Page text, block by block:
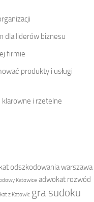
dla liderów biznesu
firmie
produkty i usługi
i rzetelne
odszkodowania warszawa
Katowice adwokat rozwód
z Katowic gra sudoku